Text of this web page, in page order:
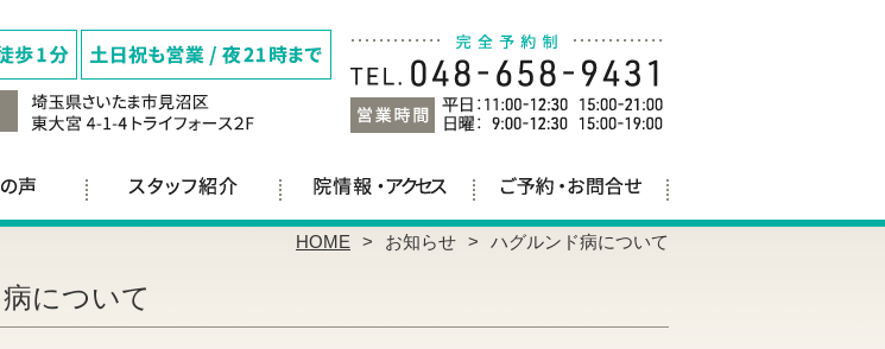
HOME お知らせ ハグルンド病について
について